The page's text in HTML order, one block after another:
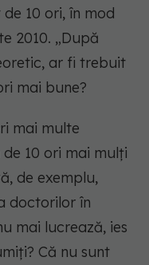
10 ori, în mod
2010. „După
ar fi trebuit
mai bune?
mai multe
10 ori mai mulți
de exemplu,
doctorilor în
mai lucrează, ies
Că nu sunt